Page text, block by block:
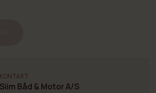
KONTAKT
Siim Båd & Motor A/S